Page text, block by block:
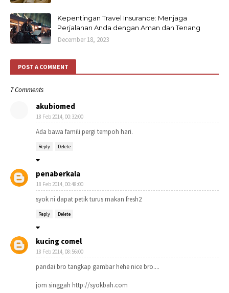
Kepentingan Travel Insurance: Menjaga
Perjalanan Anda dengan Aman dan Tenang
December 18, 2023
POST A COMMENT
7 Comments
akubiomed
18 Feb 2014, 00:32:00
Ada bawa famili pergi tempoh hari.
Reply Delete
penaberkala
18 Feb 2014, 00:48:00
syok ni dapat petik turus makan fresh2
Reply Delete
kucing comel
18 Feb 2014, 08:56:00
pandai bro tangkap gambar hehe nice bro....
jom singgah http://syokbah.com